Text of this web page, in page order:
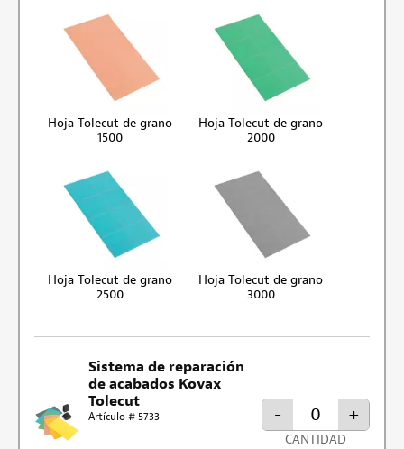
Hoja Tolecut de grano
1500
Hoja Tolecut de grano
2000
Hoja Tolecut de grano
2500
Hoja Tolecut de grano
3000
Sistema de reparación
de acabados Kovax
Tolecut
Artículo # 5733 - +
CANTIDAD